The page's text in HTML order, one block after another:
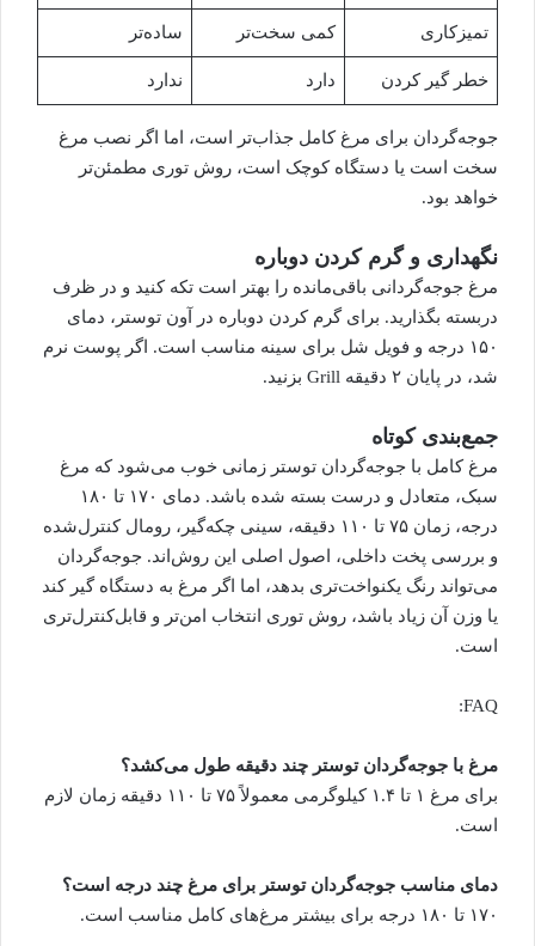
تمیزکاری کمی سخت‌تر ساده‌تر
خطر گیر کردن دارد ندارد
جوجه‌گردان برای مرغ کامل جذاب‌تر است، اما اگر نصب مرغ
سخت است یا دستگاه کوچک است، روش توری مطمئن‌تر
خواهد بود.
نگهداری و گرم کردن دوباره
مرغ جوجه‌گردانی باقی‌مانده را بهتر است تکه کنید و در ظرف
دربسته بگذارید. برای گرم کردن دوباره در آون توستر، دمای
۱۵۰ درجه و فویل شل برای سینه مناسب است. اگر پوست نرم
شد، در پایان ۲ دقیقه Grill بزنید.
جمع‌بندی کوتاه
مرغ کامل با جوجه‌گردان توستر زمانی خوب می‌شود که مرغ
سبک، متعادل و درست بسته شده باشد. دمای ۱۷۰ تا ۱۸۰
درجه، زمان ۷۵ تا ۱۱۰ دقیقه، سینی چکه‌گیر، رومال کنترل‌شده
و بررسی پخت داخلی، اصول اصلی این روش‌اند. جوجه‌گردان
می‌تواند رنگ یکنواخت‌تری بدهد، اما اگر مرغ به دستگاه گیر کند
یا وزن آن زیاد باشد، روش توری انتخاب امن‌تر و قابل‌کنترل‌تری
است.
FAQ:
مرغ با جوجه‌گردان توستر چند دقیقه طول می‌کشد؟
برای مرغ ۱ تا ۱.۴ کیلوگرمی معمولاً ۷۵ تا ۱۱۰ دقیقه زمان لازم
است.
دمای مناسب جوجه‌گردان توستر برای مرغ چند درجه است؟
۱۷۰ تا ۱۸۰ درجه برای بیشتر مرغ‌های کامل مناسب است.